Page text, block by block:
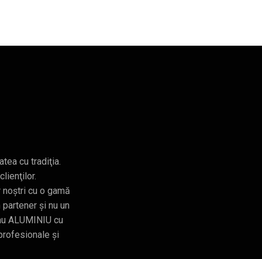
cu tradiţia.
cu o gamă
și nu un
ALUMINIU cu
și